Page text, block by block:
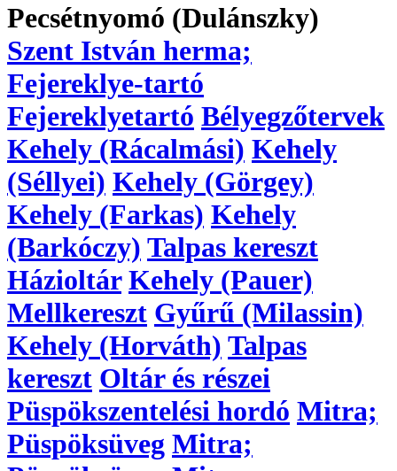
Pecsétnyomó (Dulánszky)
Szent István herma;
Fejereklye-tartó
Fejereklyetartó Bélyegzőtervek
Kehely (Rácalmási) Kehely
(Séllyei) Kehely (Görgey)
Kehely (Farkas) Kehely
(Barkóczy) Talpas kereszt
Házioltár Kehely (Pauer)
Mellkereszt Gyűrű (Milassin)
Kehely (Horváth) Talpas
kereszt Oltár és részei
Püspökszentelési hordó Mitra;
Püspöksüveg Mitra;